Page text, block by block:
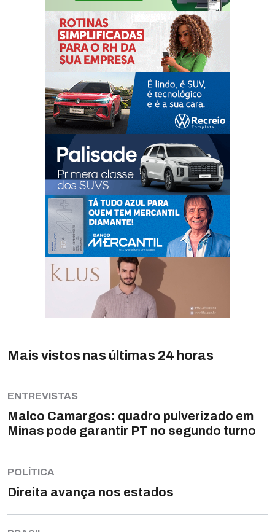
Mais vistos nas últimas 24 horas
ENTREVISTAS
Malco Camargos: quadro pulverizado em
Minas pode garantir PT no segundo turno
POLÍTICA
Direita avança nos estados